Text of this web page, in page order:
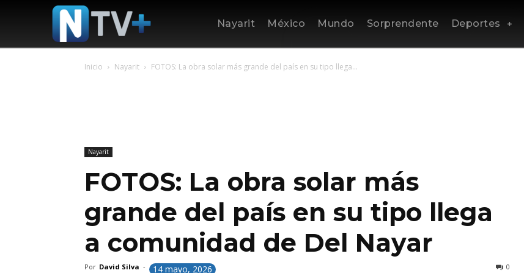
Nayarit México Mundo Sorprendente Deportes
Inicio Nayarit FOTOS: La obra solar más grande del país en su tipo llega...
Nayarit
FOTOS: La obra solar más
grande del país en su tipo llega
a comunidad de Del Nayar
Por David Silva - 14 mayo, 2026 0